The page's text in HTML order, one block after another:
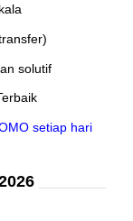
solutif
setiap hari